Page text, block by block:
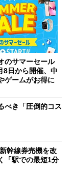
のサマーセール
8日から開催、中
ゲームがお得に
べき「圧倒的コス
幹線券売機を改
「駅での最短1分